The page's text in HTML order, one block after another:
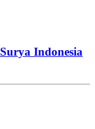
Indonesia